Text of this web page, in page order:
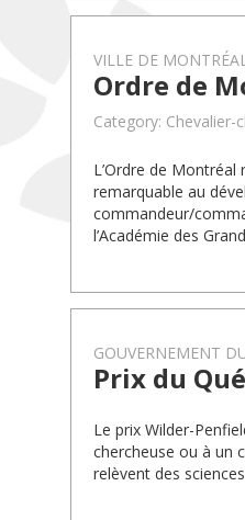
VILLE DE
Ordre de
Category: Chevalier-
L’Ordre de
remarquable au
commandeur/
l’Académie des
GOUVERNEMENT
Prix du
Le prix Wilder-
chercheuse ou à un
relèvent des